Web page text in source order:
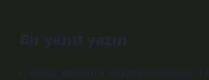
Bir yanıt yazın
E-posta adresiniz yayınlanmayacak.